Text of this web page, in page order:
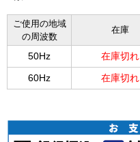
ご使用の地域
の周波数
在庫
50Hz
在庫切れ
60Hz
在庫切れ